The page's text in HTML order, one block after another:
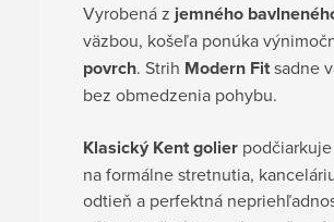
Vyrobená z jemného
väzbou, košeľa ponúka
povrch. Strih Modern Fitsadne
bez obmedzenia pohybu.
Klasický Kent golier
na formálne stretnutia,
odtieň a perfektná